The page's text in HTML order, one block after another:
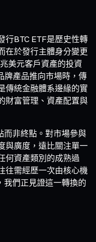
行BTC ETF是歷史性轉
在於發行主體身分變更
美元客戶資產的投資
牌產品推向市場時，傳
傳統金融體系邊緣的實
財富管理、資產配置與
而非終點。對市場參與
與廣度，遠比關注單一
何資產類別的成熟過
往需經歷一次由核心機
我們正見證這一轉換的